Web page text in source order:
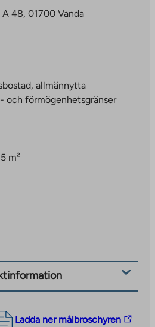
48, 01700 Vanda
allmännytta
och förmögenhetsgränser
m²
Ladda ner målbroschyren
The